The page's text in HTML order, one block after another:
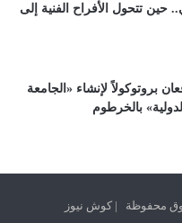
حين تتحول الأفراح الفنية إلى
بروتوكولاً لإنشاء «الجامعة
بالخرطوم